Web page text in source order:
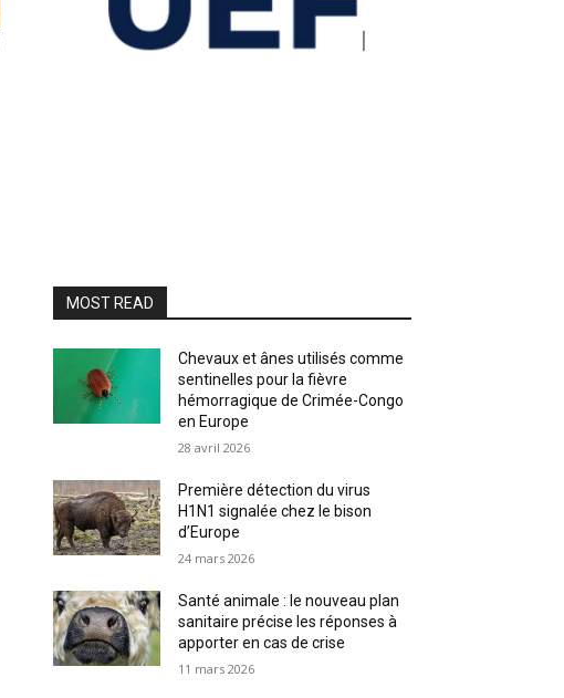
MOST READ
Chevaux et ânes utilisés comme
sentinelles pour la fièvre
hémorragique de Crimée-Congo
en Europe
28 avril 2026
Première détection du virus
H1N1 signalée chez le bison
d’Europe
24 mars 2026
Santé animale : le nouveau plan
sanitaire précise les réponses à
apporter en cas de crise
11 mars 2026